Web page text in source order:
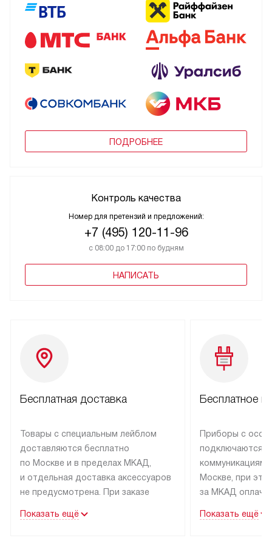
ПОДРОБНЕЕ
Контроль качества
Номер для претензий и предложений:
+7 (495) 120-11-96
с 08:00 до 17:00 по будням
НАПИСАТЬ
Бесплатная доставка
Товары с специальным лейблом
доставляются бесплатно
по Москве и в пределах МКАД,
и отдельная доставка аксессуаров
не предусмотрена. При заказе
рекомендуем обсудить
Показать ещё
Бесплатное
Приборы с
подключаются к
коммуникациям
Москве, при
за МКАД
партнера
Показать ещё